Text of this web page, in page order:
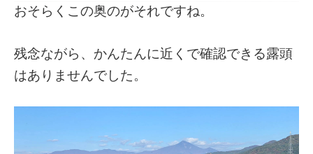
おそらくこの奥のがそれですね。
残念ながら、かんたんに近くで確認できる露頭
はありませんでした。